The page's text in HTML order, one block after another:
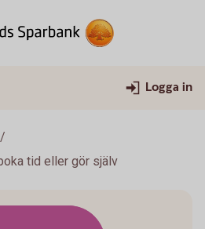
Logga in
tid eller gör själv